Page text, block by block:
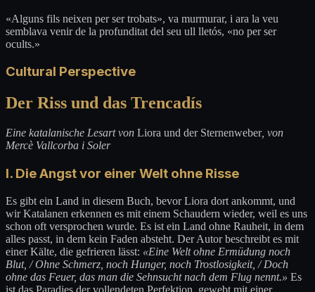
«Alguns fils neixen per ser trobats», va murmurar, i ara la veu
semblava venir de la profunditat del seu ull lletós, «no per ser
ocults.»
Cultural Perspective
Der Riss und das Trencadís
Eine katalanische Lesart von Liora und der Sternenweber, von
Mercè Vallcorba i Soler
I. Die Angst vor einer Welt ohne Risse
Es gibt ein Land in diesem Buch, bevor Liora dort ankommt, und
wir Katalanen erkennen es mit einem Schaudern wieder, weil es uns
schon oft versprochen wurde. Es ist ein Land ohne Rauheit, in dem
alles passt, in dem kein Faden absteht. Der Autor beschreibt es mit
einer Kälte, die gefrieren lässt: «Eine Welt ohne Ermüdung noch
Blut, / Ohne Schmerz, noch Hunger, noch Trostlosigkeit, / Doch
ohne das Feuer, das man die Sehnsucht nach dem Flug nennt.» Es
ist das Paradies der vollendeten Perfektion, gewebt mit einer